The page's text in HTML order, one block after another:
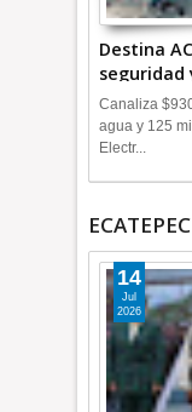
Destina
seguridad
+Video
Canaliza
agua y 125
Electr...
ECATEPEC
14
Jul
2026